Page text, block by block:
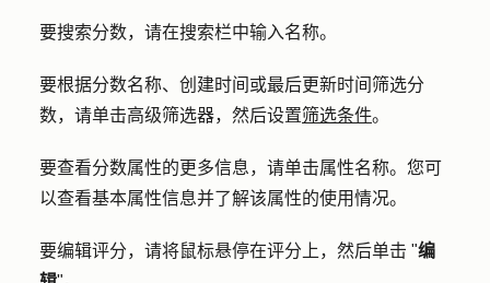
要搜索分数，请在搜索栏中输入名称。
要根据分数名称、创建时间或最后更新时间筛选分
数，请单击高级筛选器，然后设置筛选条件。
要查看分数属性的更多信息，请单击属性名称。您可
以查看基本属性信息并了解该属性的使用情况。
要编辑评分，请将鼠标悬停在评分上，然后单击 "编